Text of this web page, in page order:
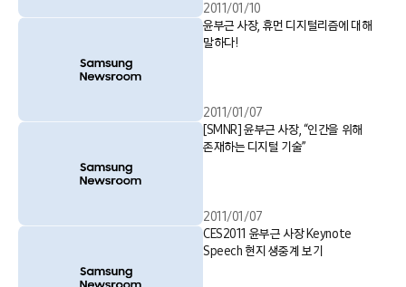
2011/01/10
윤부근 사장, 휴먼 디지털리즘에 대해
말하다!
2011/01/07
[SMNR] 윤부근 사장, “인간을 위해
존재하는 디지털 기술”
2011/01/07
CES2011 윤부근 사장 Keynote
Speech 현지 생중계 보기